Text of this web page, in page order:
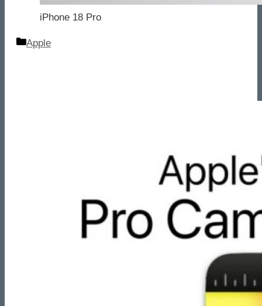
iPhone 18 Pro
Categorie
Apple